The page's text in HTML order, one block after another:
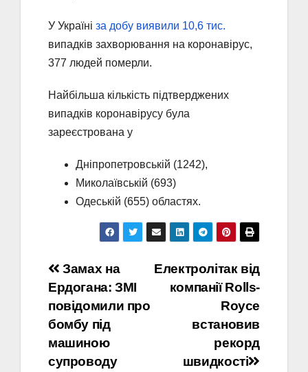
У Україні за добу виявили 10,6 тис.
випадків захворювання на коронавірус,
377 людей померли.
Найбільша кількість підтверджених
випадків коронавірусу була
зареєстрована у
Дніпропетровській (1242),
Миколаївській (693)
Одеській (655) областях.
Навігація
записів
Електролітак від
компанії Rolls-
Royce
встановив
рекорд
швидкості
Замах на
Ердогана: ЗМІ
повідомили про
бомбу під
машиною
супроводу